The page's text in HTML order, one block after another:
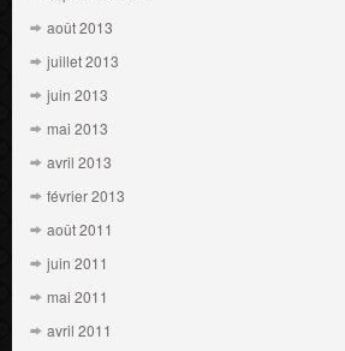
août 2013
juillet 2013
juin 2013
mai 2013
avril 2013
février 2013
août 2011
juin 2011
mai 2011
avril 2011